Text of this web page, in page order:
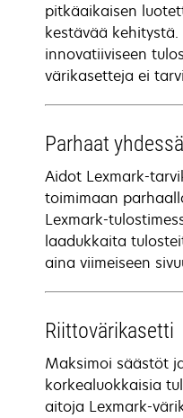
pitkäaikaisen
kestävää
innovatiiviseen
värikasetteja ei
Parhaat yhdessä
Aidot Lexmark-
toimimaan
Lexmark-
laadukkaita
aina viimeiseen
Riittovärikasetti
Maksimoi säästöt
korkealuokkaisia
aitoja Lexmark-